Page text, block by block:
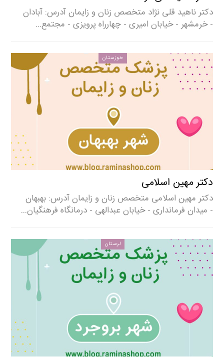
دکتر ناهید قلی نژاد متخصص زنان و زایمان آدرس: آبادان
- خرمشهر - خیابان امیری - چهارراه پرویزی - مجتمع…
خوزستان
دکتر مهین اسلامی
دکتر مهین اسلامی متخصص زنان و زایمان آدرس: بهبهان
- میدان فرمانداری - خیابان عبدالهی - درمانگاه فرهنگیان…
لرستان